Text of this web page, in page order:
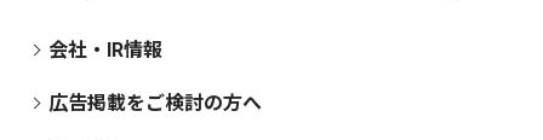
会社・IR情報
広告掲載をご検討の方へ